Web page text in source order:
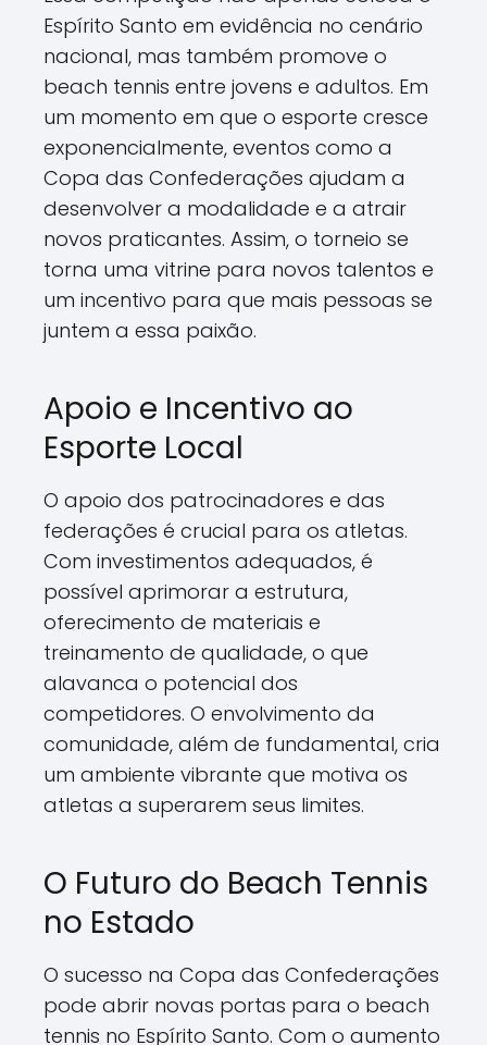
Espírito Santo em evidência no cenário
nacional, mas também promove o
beach tennis entre jovens e adultos. Em
um momento em que o esporte cresce
exponencialmente, eventos como a
Copa das Confederações ajudam a
desenvolver a modalidade e a atrair
novos praticantes. Assim, o torneio se
torna uma vitrine para novos talentos e
um incentivo para que mais pessoas se
juntem a essa paixão.
Apoio e Incentivo ao
Esporte Local
O apoio dos patrocinadores e das
federações é crucial para os atletas.
Com investimentos adequados, é
possível aprimorar a estrutura,
oferecimento de materiais e
treinamento de qualidade, o que
alavanca o potencial dos
competidores. O envolvimento da
comunidade, além de fundamental, cria
um ambiente vibrante que motiva os
atletas a superarem seus limites.
O Futuro do Beach Tennis
no Estado
O sucesso na Copa das Confederações
pode abrir novas portas para o beach
tennis no Espírito Santo. Com o aumento